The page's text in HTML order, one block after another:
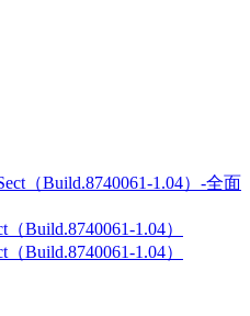
Build.8740061-1.04）
Build.8740061-1.04）